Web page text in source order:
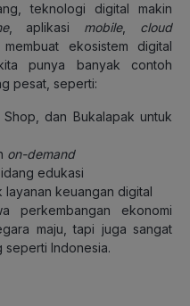
teknologi digital makin
, aplikasi mobile, cloud
ekosistem digital
punya banyak contoh
pesat, seperti:
dan Bukalapak untuk
on-demand
edukasi
layanan keuangan digital
perkembangan ekonomi
maju, tapi juga sangat
seperti Indonesia.